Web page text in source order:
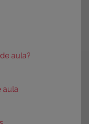
aula?
aula